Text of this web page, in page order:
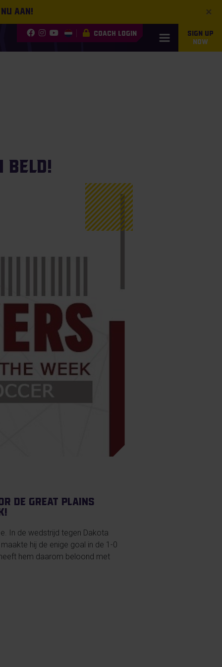
×
aan!
COACH LOGIN
SIGN UP
NOW
Beld!
de Great Plains
In de wedstrijd tegen Dakota
hij de enige goal in de 1-0
hem daarom beloond met